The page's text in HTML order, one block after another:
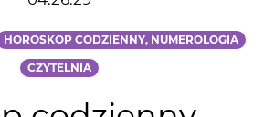
HOROSKOP CODZIENNY, NUMEROLOGIA
CZYTELNIA